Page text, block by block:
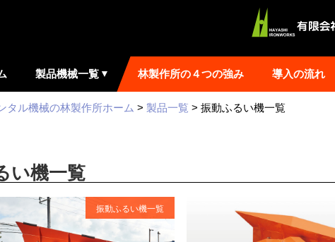
製品機械一覧 林製作所の４つの強み 導入の流れ
タル機械の林製作所ホーム >製品一覧 >振動ふるい機一覧
い機一覧
振動ふるい機一覧